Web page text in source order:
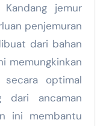
jemur
penjemuran
dari bahan
memungkinkan
secara optimal
dari ancaman
ini membantu